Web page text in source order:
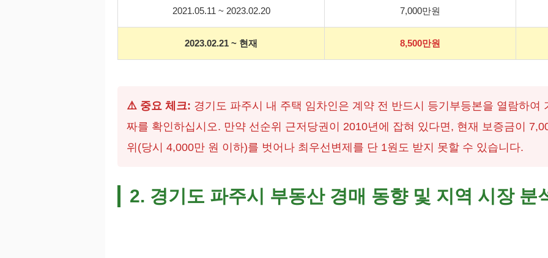
2021.05.11 ~ 2023.02.20 7,000만원
2023.02.21 ~ 현재 8,500만원
⚠️ 중요 체크: 경기도 파주시 내 주택 임차인은 계약 전 반드시 등기부등본을 열람하여
짜를 확인하십시오. 만약 선순위 근저당권이 2010년에 잡혀 있다면, 현재 보증금이
위(당시 4,000만 원 이하)를 벗어나 최우선변제를 단 1원도 받지 못할 수 있습니다.
2. 경기도 파주시 부동산 경매 동향 및 지역 시장 분